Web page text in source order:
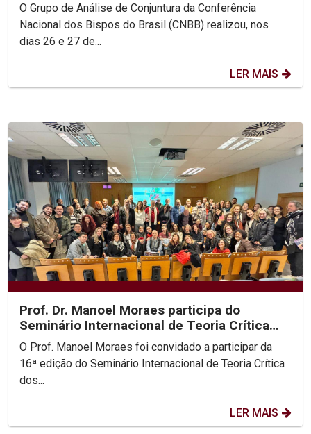
O Grupo de Análise de Conjuntura da Conferência
Nacional dos Bispos do Brasil (CNBB) realizou, nos
dias 26 e 27 de...
LER MAIS
Prof. Dr. Manoel Moraes participa do
Seminário Internacional de Teoria Crítica
dos Direitos...
O Prof. Manoel Moraes foi convidado a participar da
16ª edição do Seminário Internacional de Teoria Crítica
dos...
LER MAIS